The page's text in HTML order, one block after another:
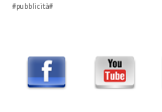
#pubblicità#